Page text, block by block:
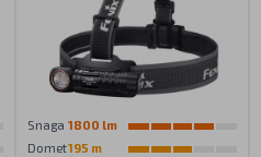
Snaga 1800 lm
Domet195 m